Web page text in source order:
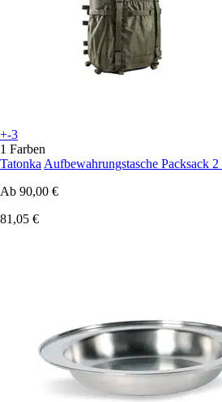
+-3
1 Farben
Tatonka Aufbewahrungstasche Packsack 2
Ab 90,00 €
81,05 €